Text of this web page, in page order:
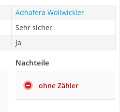
Adhafera Wollwickler
Sehr sicher
Ja
Nachteile
ohne Zähler